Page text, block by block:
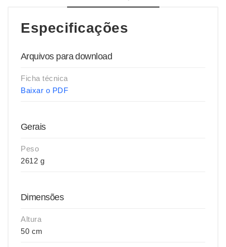
Especificações
Arquivos para download
Ficha técnica
Baixar o PDF
Gerais
Peso
2612 g
Dimensões
Altura
50 cm